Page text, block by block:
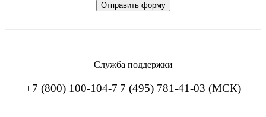
Служба поддержки
+7 (800) 100-104-7 7 (495) 781-41-03 (МСК)